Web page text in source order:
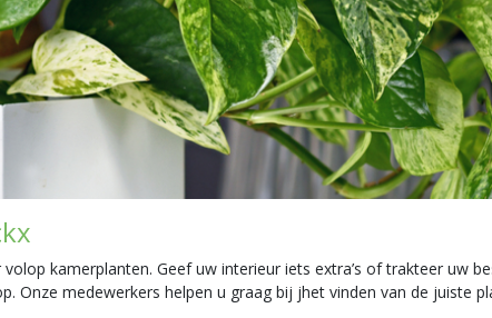
kamerplanten. Geef uw interieur iets extra’s of trakteer uw
Onze medewerkers helpen u graag bij jhet vinden van de juiste